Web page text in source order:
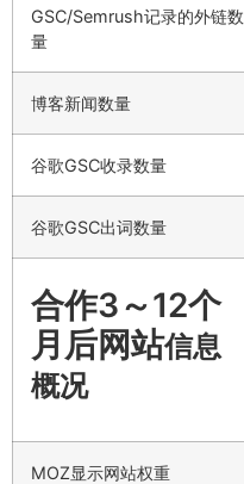
GSC/Semrush记录的外链数
量
博客新闻数量
谷歌GSC收录数量
谷歌GSC出词数量
合作3～12个
月后网站信息
概况
MOZ显示网站权重